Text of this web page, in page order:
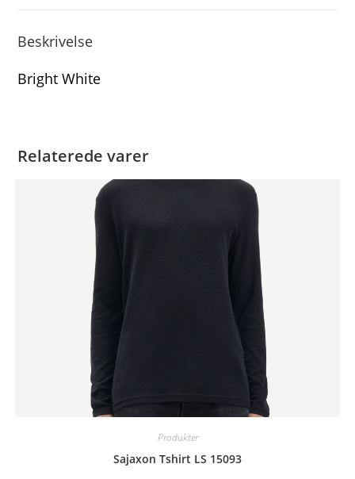
Beskrivelse
Bright White
Relaterede varer
Produkter
Sajaxon Tshirt LS 15093